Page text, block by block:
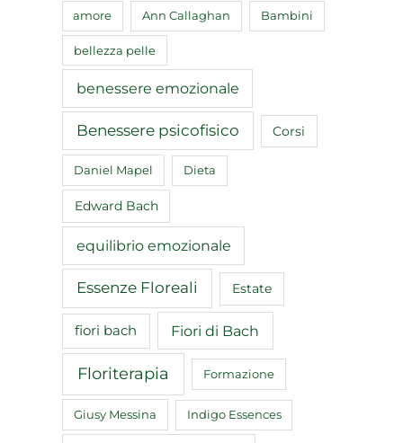
amore Ann Callaghan Bambini
bellezza pelle
benessere emozionale
Benessere psicofisico Corsi
Daniel Mapel Dieta
Edward Bach
equilibrio emozionale
Essenze Floreali Estate
fiori bach Fiori di Bach
Floriterapia Formazione
Giusy Messina Indigo Essences